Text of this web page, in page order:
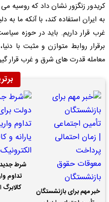
کریدور زنگزور نشان داد که روسیه
به ایران استفاده کند، با آنکه ما
غرب قرار داریم. باید در حوزه
برقرار روابط متوازن و مثبت با
معامله قدرت های شرق و غرب قرار
خبر مهم برای بازنشستگان
شرط
تداوم